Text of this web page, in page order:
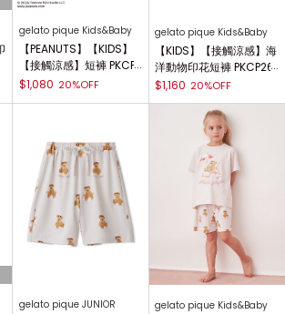
gelato pique Kids&Baby
【PEANUTS】【KIDS】
【接觸涼感】短褲 PKCP
262491
$1,080 20%OFF
gelato pique Kids&Baby
【KIDS】【接觸涼感】海
洋動物印花短褲 PKCP26
2453
$1,160 20%OFF
gelato pique JUNIOR gelato pique Kids&Baby